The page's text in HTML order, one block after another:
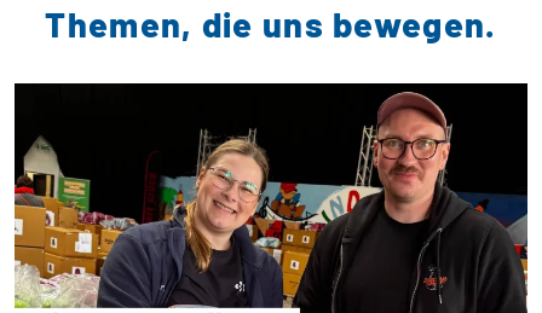
Themen, die uns bewegen.